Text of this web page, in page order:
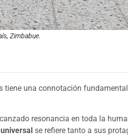
Zimbabue.
tiene una connotación
resonancia en toda la
se refiere tanto a sus